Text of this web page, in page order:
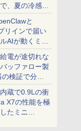
、夏の冷感グ
と
リインで届い
AIが動くミニ
」
電が途切れな
ッファロー製
検証で分か
内蔵で0.9Lの衝
X7の性能を極
たミニ